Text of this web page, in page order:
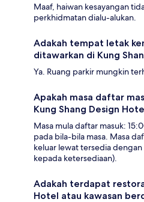
Maaf, haiwan kesayangan
perkhidmatan dialu-alukan.
Adakah tempat letak
ditawarkan di Kung
Ya. Ruang parkir mungkin
Apakah masa daftar
Kung Shang Design
Masa mula daftar masuk:
pada bila-bila masa. Masa
keluar lewat tersedia
kepada ketersediaan).
Adakah terdapat
Hotel atau kawasan